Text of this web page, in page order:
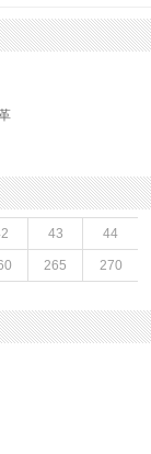
粘
,织物
43 44
265 270